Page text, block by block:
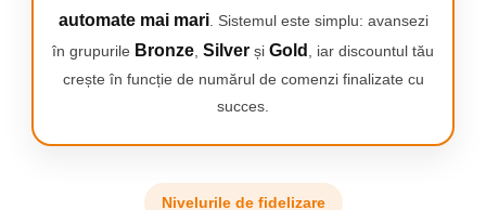
automate mai mari. Sistemul este simplu: avansezi
în grupurile Bronze Silver și Gold
, iar discountul tău
crește în funcție de numărul de comenzi finalizate cu
succes.
Nivelurile de fidelizare